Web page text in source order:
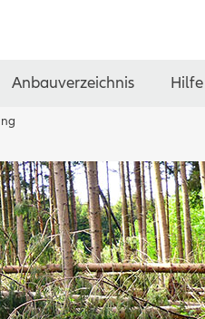
Anbauverzeichnis